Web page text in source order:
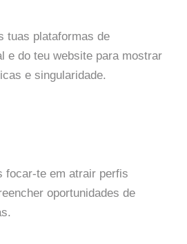
tuas plataformas de
e do teu website para mostrar
e singularidade.
focar-te em atrair perfis
oportunidades de